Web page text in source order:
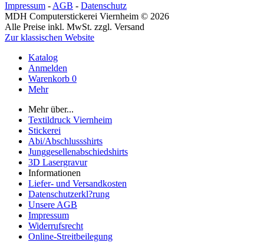
Impressum - AGB - Datenschutz
MDH Computerstickerei Viernheim © 2026
Alle Preise inkl. MwSt. zzgl. Versand
Zur klassischen Website
Katalog
Anmelden
Warenkorb 0
Mehr
Mehr über...
Textildruck Viernheim
Stickerei
Abi/Abschlussshirts
Junggesellenabschiedshirts
3D Lasergravur
Informationen
Liefer- und Versandkosten
Datenschutzerkl?rung
Unsere AGB
Impressum
Widerrufsrecht
Online-Streitbeilegung